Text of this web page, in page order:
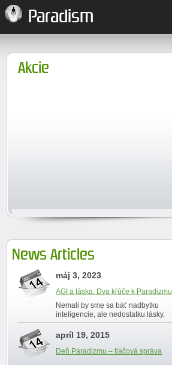
Paradism
Akcie
News Articles
máj 3, 2023
AGI a láska: Dva kľúče k Paradizmu
Nemali by sme sa báť nadbytku
inteligencie, ale nedostatku lásky.
apríl 19, 2015
Deň Paradizmu – tlačová správa